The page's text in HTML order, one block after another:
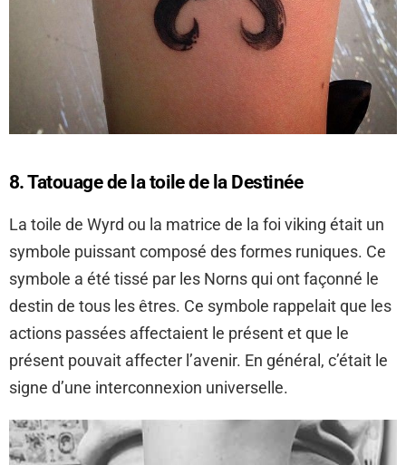
8. Tatouage de la toile de la Destinée
La toile de Wyrd ou la matrice de la foi viking était un
symbole puissant composé des formes runiques. Ce
symbole a été tissé par les Norns qui ont façonné le
destin de tous les êtres. Ce symbole rappelait que les
actions passées affectaient le présent et que le
présent pouvait affecter l’avenir. En général, c’était le
signe d’une interconnexion universelle.